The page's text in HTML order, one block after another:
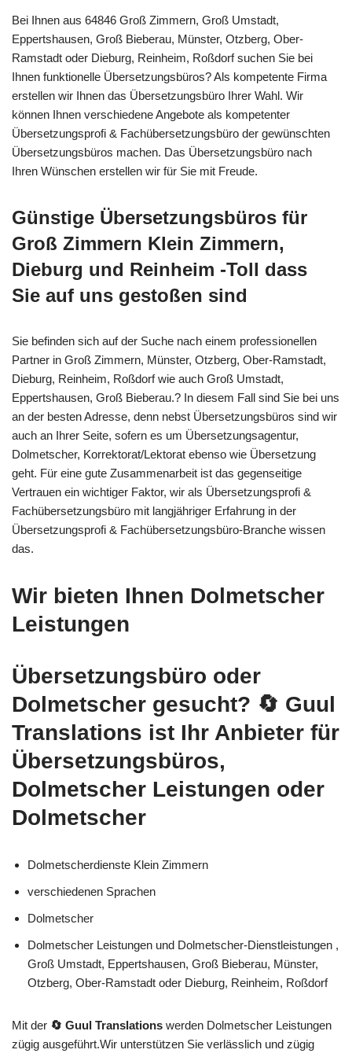
Bei Ihnen aus 64846 Groß Zimmern, Groß Umstadt,
Eppertshausen, Groß Bieberau, Münster, Otzberg, Ober-
Ramstadt oder Dieburg, Reinheim, Roßdorf suchen Sie bei
Ihnen funktionelle Übersetzungsbüros? Als kompetente Firma
erstellen wir Ihnen das Übersetzungsbüro Ihrer Wahl. Wir
können Ihnen verschiedene Angebote als kompetenter
Übersetzungsprofi & Fachübersetzungsbüro der gewünschten
Übersetzungsbüros machen. Das Übersetzungsbüro nach
Ihren Wünschen erstellen wir für Sie mit Freude.
Günstige Übersetzungsbüros für
Groß Zimmern Klein Zimmern,
Dieburg und Reinheim -Toll dass
Sie auf uns gestoßen sind
Sie befinden sich auf der Suche nach einem professionellen
Partner in Groß Zimmern, Münster, Otzberg, Ober-Ramstadt,
Dieburg, Reinheim, Roßdorf wie auch Groß Umstadt,
Eppertshausen, Groß Bieberau.? In diesem Fall sind Sie bei uns
an der besten Adresse, denn nebst Übersetzungsbüros sind wir
auch an Ihrer Seite, sofern es um Übersetzungsagentur,
Dolmetscher, Korrektorat/Lektorat ebenso wie Übersetzung
geht. Für eine gute Zusammenarbeit ist das gegenseitige
Vertrauen ein wichtiger Faktor, wir als Übersetzungsprofi &
Fachübersetzungsbüro mit langjähriger Erfahrung in der
Übersetzungsprofi & Fachübersetzungsbüro-Branche wissen
das.
Wir bieten Ihnen Dolmetscher
Leistungen
Übersetzungsbüro oder
Dolmetscher gesucht? 🔄 Guul
Translations ist Ihr Anbieter für
Übersetzungsbüros,
Dolmetscher Leistungen oder
Dolmetscher
Dolmetscherdienste Klein Zimmern
verschiedenen Sprachen
Dolmetscher
Dolmetscher Leistungen und Dolmetscher-Dienstleistungen ,
Groß Umstadt, Eppertshausen, Groß Bieberau, Münster,
Otzberg, Ober-Ramstadt oder Dieburg, Reinheim, Roßdorf
Mit der 🔄 Guul Translations werden Dolmetscher Leistungen
zügig ausgeführt.Wir unterstützen Sie verlässlich und zügig